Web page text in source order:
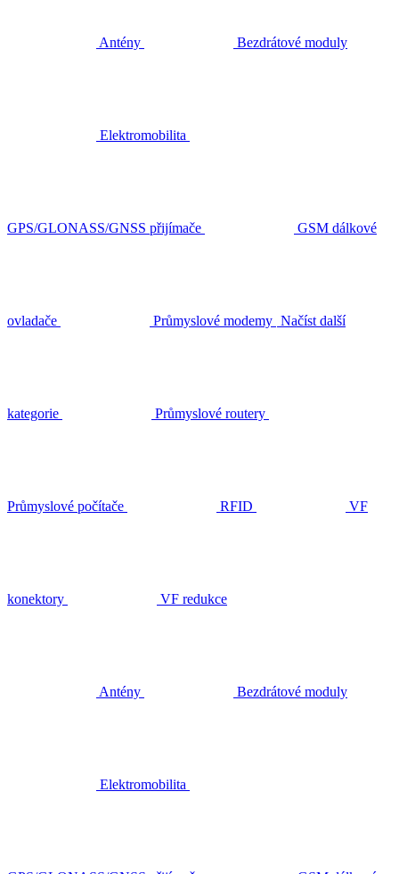
Antény Bezdrátové moduly
Elektromobilita
GPS/GLONASS/GNSS přijímače GSM dálkové
ovladače Průmyslové modemy Načíst další
kategorie Průmyslové routery
Průmyslové počítače RFID VF
konektory VF redukce
Antény Bezdrátové moduly
Elektromobilita